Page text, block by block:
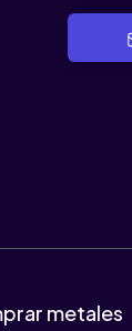
metales